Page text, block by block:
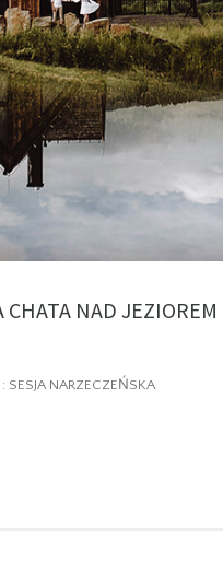
CHATA NAD
SESJA NARZECZEŃSKA